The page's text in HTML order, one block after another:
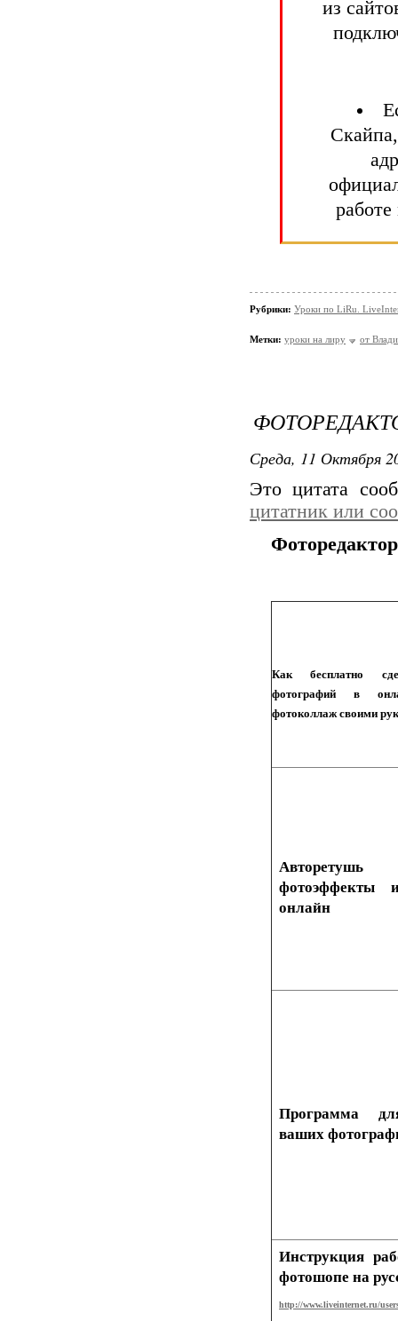
из
Рубрики: Уроки по LiRu.
Метки: уроки на лиру от
Среда, 11 Октября
Это цитата
цитатник или
Как бесплатно
фотографий в
фотоколлаж своими
фотоэффекты
онлайн
Программа
ваших
Инструкция
фотошопе на
http://www.liveinternet.ru/